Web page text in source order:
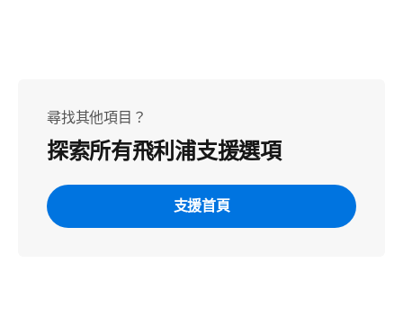
尋找其他項目？
探索所有飛利浦支援選項
支援首頁